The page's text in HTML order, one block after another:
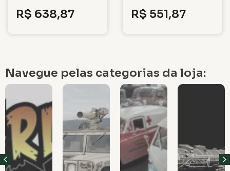
R$ 638,87 R$ 551,87
Navegue pelas categorias da loja: